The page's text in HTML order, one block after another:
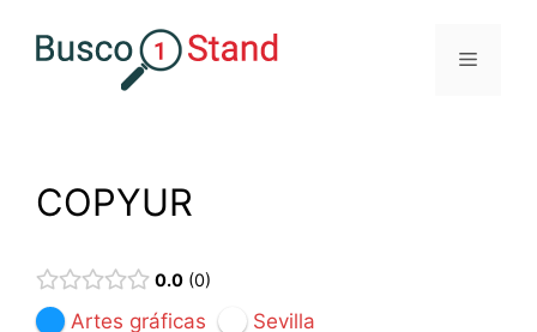
Menú
COPYUR
0.0 0
Artes gráficas Sevilla